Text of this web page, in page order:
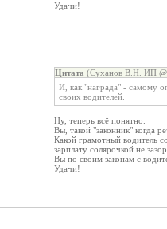
Удачи!
Цитата (Суханов В.Н. ИП
И, как "награда" - самому
своих водителей.
Ну, теперь всё понятно.
Вы, такой "законник" когда
Какой грамотный водитель
зарплату солярочкой не
Вы по своим законам с
Удачи!